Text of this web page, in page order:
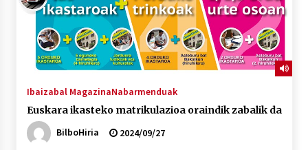
Ibaizabal MagazinaNabarmenduak
Euskara ikasteko matrikulazioa oraindik zabalik da
BilboHiria
2024/09/27